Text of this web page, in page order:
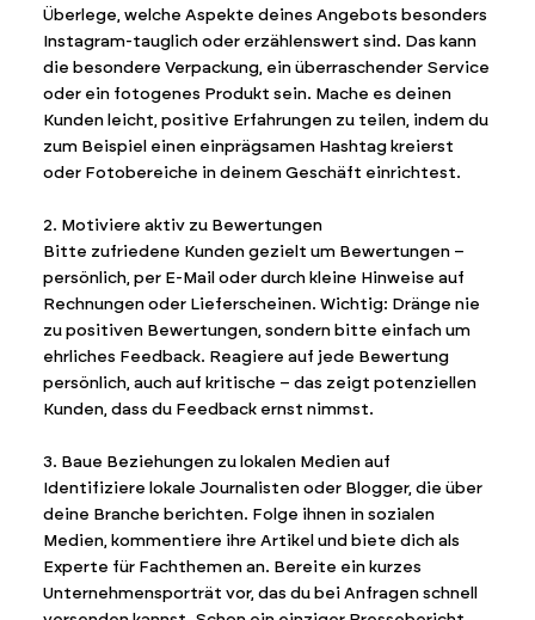
Überlege, welche Aspekte deines Angebots besonders
Instagram-tauglich oder erzählenswert sind. Das kann
die besondere Verpackung, ein überraschender Service
oder ein fotogenes Produkt sein. Mache es deinen
Kunden leicht, positive Erfahrungen zu teilen, indem du
zum Beispiel einen einprägsamen Hashtag kreierst
oder Fotobereiche in deinem Geschäft einrichtest.
2. Motiviere aktiv zu Bewertungen
Bitte zufriedene Kunden gezielt um Bewertungen –
persönlich, per E-Mail oder durch kleine Hinweise auf
Rechnungen oder Lieferscheinen. Wichtig: Dränge nie
zu positiven Bewertungen, sondern bitte einfach um
ehrliches Feedback. Reagiere auf jede Bewertung
persönlich, auch auf kritische – das zeigt potenziellen
Kunden, dass du Feedback ernst nimmst.
3. Baue Beziehungen zu lokalen Medien auf
Identifiziere lokale Journalisten oder Blogger, die über
deine Branche berichten. Folge ihnen in sozialen
Medien, kommentiere ihre Artikel und biete dich als
Experte für Fachthemen an. Bereite ein kurzes
Unternehmensporträt vor, das du bei Anfragen schnell